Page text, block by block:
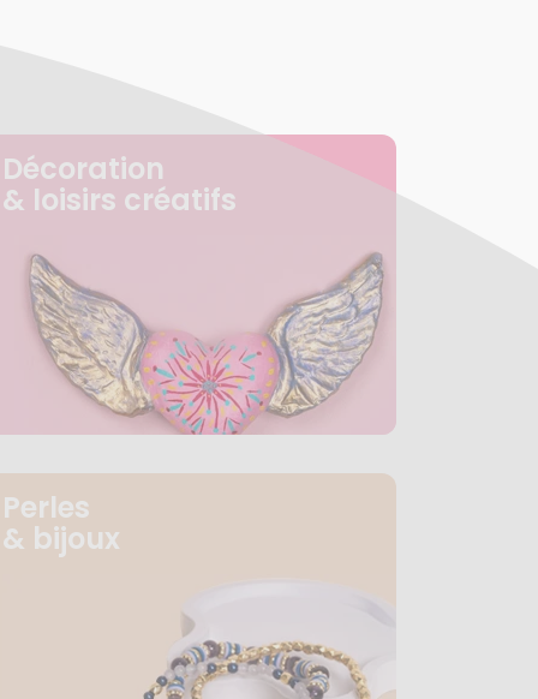
Décoration
& loisirs créatifs
Perles
& bijoux